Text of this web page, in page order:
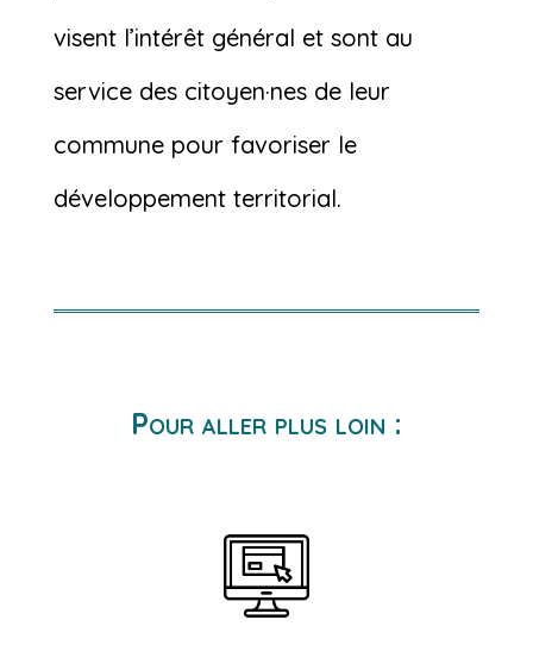
visent l’intérêt général et sont au
service des citoyen·nes de leur
commune pour favoriser le
développement territorial.
Pour aller plus loin :